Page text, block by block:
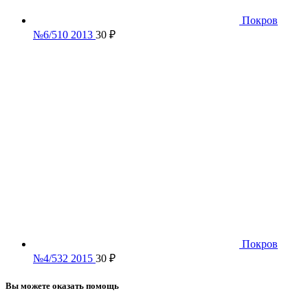
Покров
№6/510 2013 30 ₽
Покров
№4/532 2015 30 ₽
Вы можете оказать помощь